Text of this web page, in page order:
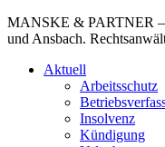
MANSKE & PARTNER –
und Ansbach.
Aktuell
Arbeitsschutz
Insolvenz
Kündigung